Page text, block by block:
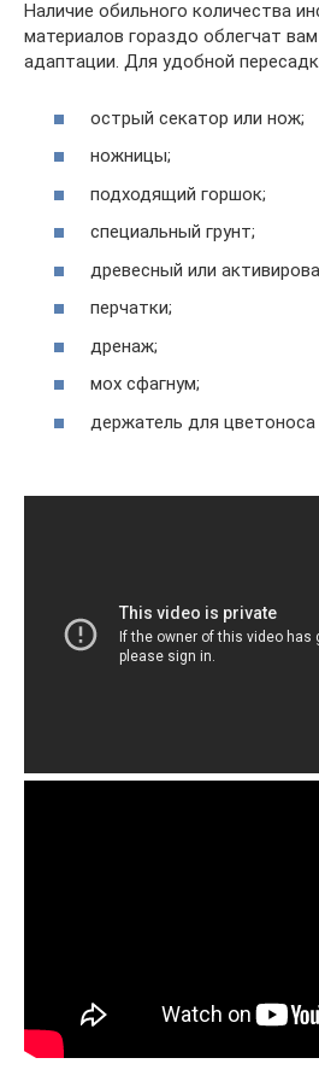
Наличие обильного количества
материалов гораздо облегчат
адаптации. Для удобной
острый секатор или нож;
ножницы;
подходящий горшок;
специальный грунт;
древесный или
перчатки;
дренаж;
мох сфагнум;
держатель для цветоноса